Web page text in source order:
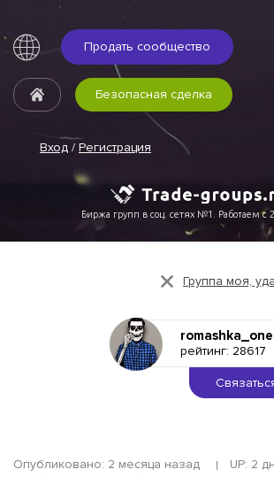
Продать сообщество
Вход / Регистрация
Безопасная сделка
Биржа групп в соц. сетях №1. Работаем с
Группа моя,
romashka_one
рейтинг: 28617
Опубликовано: 2 месяца назад
UP: 2